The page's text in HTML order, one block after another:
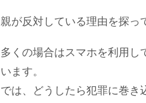
親が反対している理由を探っ
多くの場合はスマホを利用し
います。
では、どうしたら犯罪に巻き